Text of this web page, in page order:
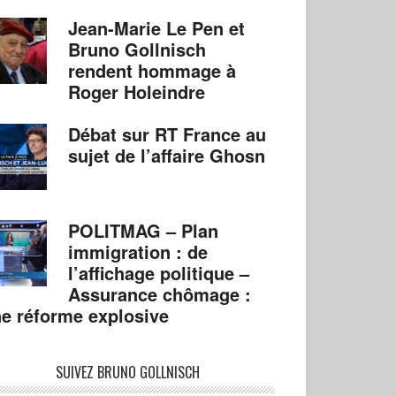
Jean-Marie Le Pen et
Bruno Gollnisch
rendent hommage à
Roger Holeindre
Débat sur RT France au
sujet de l’affaire Ghosn
POLITMAG – Plan
immigration : de
l’affichage politique –
Assurance chômage :
réforme explosive
SUIVEZ BRUNO GOLLNISCH